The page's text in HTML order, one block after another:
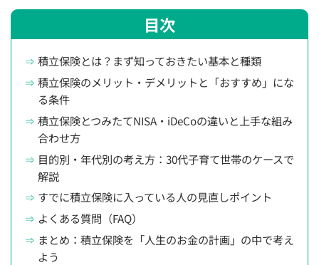
目次
積立保険とは？まず知っておきたい基本と種類
積立保険のメリット・デメリットと「おすすめ」にな
る条件
積立保険とつみたてNISA・iDeCoの違いと上手な組み
合わせ方
目的別・年代別の考え方：30代子育て世帯のケースで
解説
すでに積立保険に入っている人の見直しポイント
よくある質問（FAQ）
まとめ：積立保険を「人生のお金の計画」の中で考え
よう